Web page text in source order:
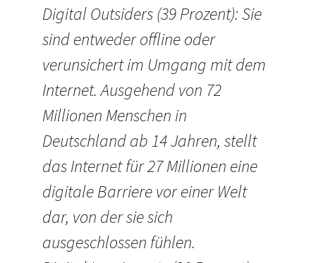
Digital Outsiders (39 Prozent): Sie
sind entweder offline oder
verunsichert im Umgang mit dem
Internet. Ausgehend von 72
Millionen Menschen in
Deutschland ab 14 Jahren, stellt
das Internet für 27 Millionen eine
digitale Barriere vor einer Welt
dar, von der sie sich
ausgeschlossen fühlen.